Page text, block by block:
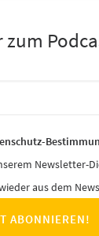
zum
Newsletter-
aus dem